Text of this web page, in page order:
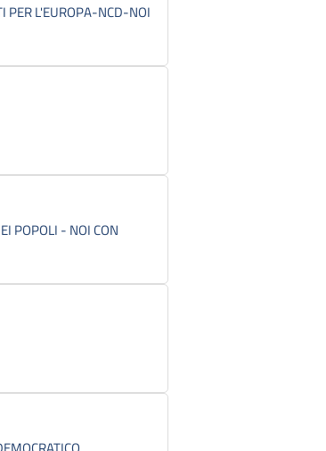
PER L'EUROPA-NCD-NOI
POPOLI - NOI CON